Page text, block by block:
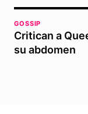
GOSSIP
Critican a
su abdomen